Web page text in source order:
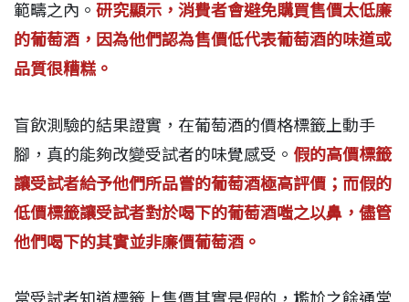
範疇之內。 研究顯示，消費者會避免購買售價太低廉
的葡萄酒，因為他們認為售價低代表葡萄酒的味道或
品質很糟糕。
盲飲測驗的結果證實，在葡萄酒的價格標籤上動手
腳，真的能夠改變受試者的味覺感受。 假的高價標籤
讓受試者給予他們所品嘗的葡萄酒極高評價；而假的
低價標籤讓受試者對於喝下的葡萄酒嗤之以鼻，儘管
他們喝下的其實並非廉價葡萄酒。